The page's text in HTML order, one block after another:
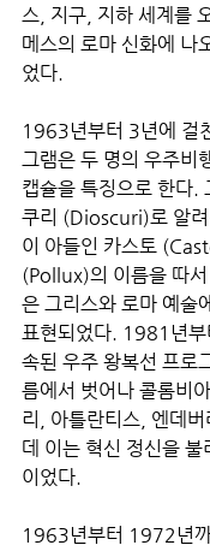
스, 지구, 지하 세계를
메스의 로마 신화에 나
었다.
1963년부터 3년에 걸
그램은 두 명의 우주비
캡슐을 특징으로 한다.
쿠리 (Dioscuri)로 알
이 아들인 카스토
(Pollux)의 이름을 따
은 그리스와 로마 예술
표현되었다. 1981년
속된 우주 왕복선 프로
름에서 벗어나 콜롬비
리, 아틀란티스, 엔데
데 이는 혁신 정신을 불
이었다.
1963년부터 1972년